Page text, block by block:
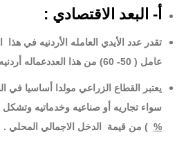
أ- البعد الاقتصادي :
عامل ( 50- 60) من هذا العددعماله أردنيه
يعتبر القطاع الزراعي مولدا أساسيا في
سواء تجاريه أو صناعيه وخدماتيه
% ) من قيمة الدخل الاجمالي المحلي .